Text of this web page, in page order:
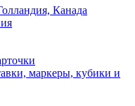
Канада
маркеры, кубики и